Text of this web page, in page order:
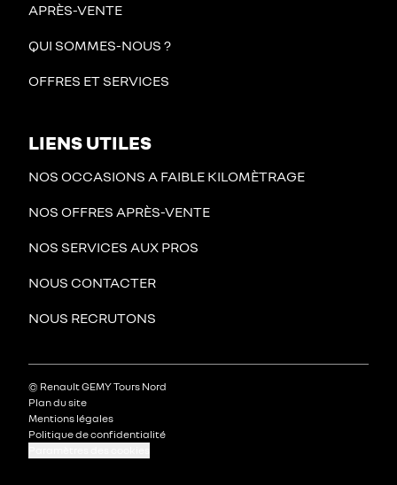
APRÈS-VENTE
QUI SOMMES-NOUS ?
OFFRES ET SERVICES
LIENS UTILES
NOS OCCASIONS A FAIBLE KILOMÈTRAGE
NOS OFFRES APRÈS-VENTE
NOS SERVICES AUX PROS
NOUS CONTACTER
NOUS RECRUTONS
© Renault GEMY Tours Nord
Plan du site
Mentions légales
Politique de confidentialité